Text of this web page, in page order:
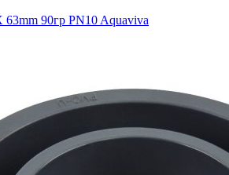
90гр PN10 Aquaviva